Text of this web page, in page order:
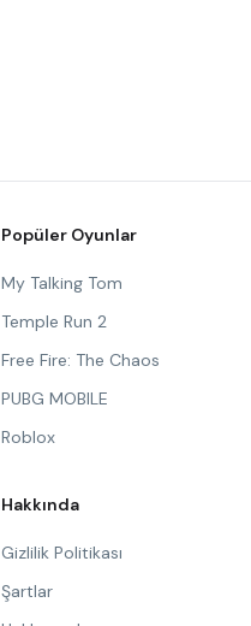
Popüler Oyunlar
My Talking Tom
Temple Run 2
Free Fire: The Chaos
PUBG MOBILE
Roblox
Hakkında
Gizlilik Politikası
Şartlar